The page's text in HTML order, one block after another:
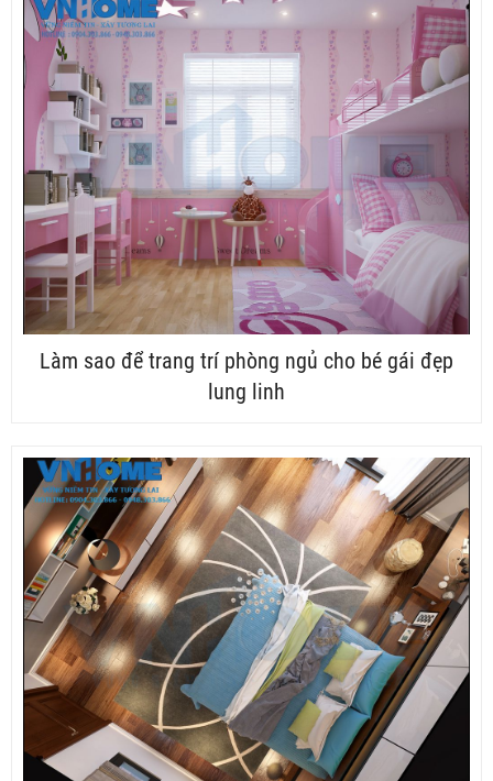
Làm sao để trang trí phòng ngủ cho bé gái đẹp
lung linh